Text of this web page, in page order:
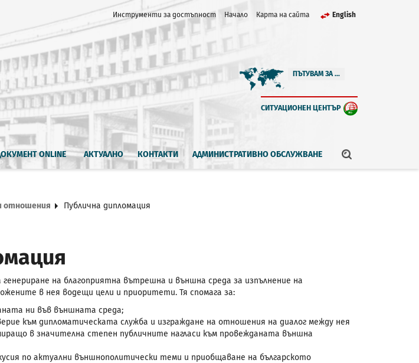
Инструменти за достъпност Начало Карта на сайта English
ПЪТУВАМ ЗА ...
СИТУАЦИОНЕН ЦЕНТЪР
ONLINE АКТУАЛНО КОНТАКТИ АДМИНИСТРАТИВНО ОБСЛУЖВАНЕ
отношения Публична дипломация
на благоприятна вътрешна и външна среда за изпълнение на
в нея водещи цели и приоритети. Тя спомага за:
ни във външната среда;
към дипломатическата служба и изграждане на отношения на диалог между нея
в значителна степен публичните нагласи към провежданата външна
по актуални външнополитически теми и приобщаване на българското